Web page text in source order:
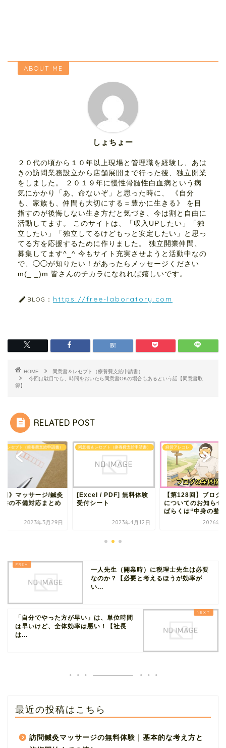
ABOUT ME
しょちょー
２０代の頃から１０年以上現場と管理職を経験し、あは
きの訪問業務設立から店舗展開まで行った後、独立開業
をしました。 ２０１９年に慢性骨髄性白血病という病
気にかかり「あ、命ないぞ」と思った時に、 《自分
も、家族も、仲間も大切にする＝豊かに生きる》 を目
指すのが後悔しない生き方だと気づき、今は割と自由に
活動してます。 このサイトは、「収入UPしたい」「独
立したい」「独立してるけどもっと安定したい」と思っ
てる方を応援するために作りました。 独立開業仲間、
募集してます^_^ 今もサイト充実させようと活動中なの
で、◯◯が知りたい！があったらメッセージください
m(_ _)m 皆さんのチカラになれれば嬉しいです。
BLOG： https://free-laboratory.com
HOME
同意書＆レセプト（療養費支給申請書）
今回は駄目でも、時間をおいたら同意書OKの場合もあるという話【同意書取
得】
RELATED POST
＆レセプト（療養費支給申請書）
回》マッサージ/鍼灸
書の不備対応まとめ
2023年3月29日
同意書＆レセプト（療養費支給申請書）
[Excel / PDF] 無料体験
受付シート
2023年4月12日
経営アレコレ
【第128回】ブログ
についてのお知らせ
ばらくは“中身の整
2026年5
一人先生（開業時）に税理士先生は必要
なのか？【必要と考えるほうが効率が
い...
「自分でやった方が早い」は、単位時間
は早いけど、全体効率は悪い！【社長
は...
最近の投稿はこちら
訪問鍼灸マッサージの無料体験｜基本的な考え方と